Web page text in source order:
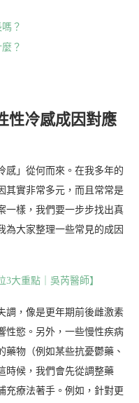
？
？
性冷感成因對應
感」從何而來。在我多年的
其實非常多元，而且常常是
一樣，我們要一步步找出真
為大家整理一些常見的成因
3大重點｜吳芮醫師】
調，像是更年期前後雌激素
性慾。另外，一些慢性疾病
物（例如某些抗憂鬱藥、
時候，我們會先從調整藥
充療法著手。例如，針對更